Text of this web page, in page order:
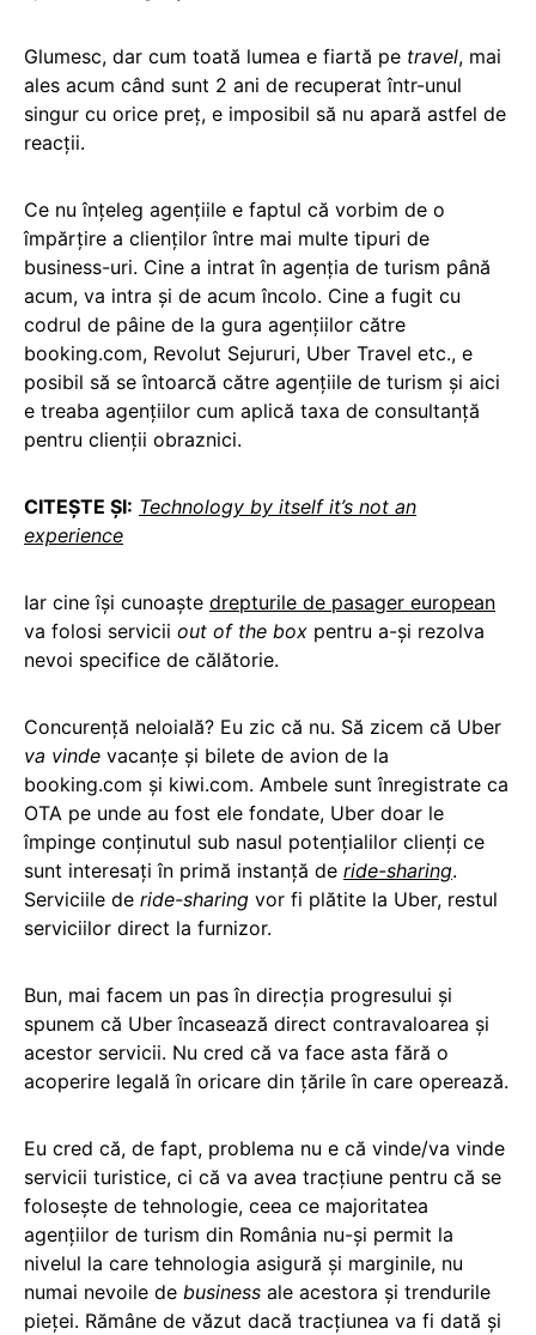
Glumesc, dar cum toată lumea e fiartă pe travel, mai
ales acum când sunt 2 ani de recuperat într-unul
singur cu orice preț, e imposibil să nu apară astfel de
reacții.
Ce nu înțeleg agențiile e faptul că vorbim de o
împărțire a clienților între mai multe tipuri de
business-uri. Cine a intrat în agenția de turism până
acum, va intra și de acum încolo. Cine a fugit cu
codrul de pâine de la gura agențiilor către
booking.com, Revolut Sejururi, Uber Travel etc., e
posibil să se întoarcă către agențiile de turism și aici
e treaba agențiilor cum aplică taxa de consultanță
pentru clienții obraznici.
CITEȘTE ȘI: Technology by itself it’s not an
experience
Iar cine își cunoaște drepturile de pasager european
va folosi servicii out of the box pentru a-și rezolva
nevoi specifice de călătorie.
Concurență neloială? Eu zic că nu. Să zicem că Uber
va vinde vacanțe și bilete de avion de la
booking.com și kiwi.com. Ambele sunt înregistrate ca
OTA pe unde au fost ele fondate, Uber doar le
împinge conținutul sub nasul potențialilor clienți ce
sunt interesați în primă instanță de ride-sharing.
Serviciile de ride-sharing vor fi plătite la Uber, restul
serviciilor direct la furnizor.
Bun, mai facem un pas în direcția progresului și
spunem că Uber încasează direct contravaloarea și
acestor servicii. Nu cred că va face asta fără o
acoperire legală în oricare din țările în care operează.
Eu cred că, de fapt, problema nu e că vinde/va vinde
servicii turistice, ci că va avea tracțiune pentru că se
folosește de tehnologie, ceea ce majoritatea
agențiilor de turism din România nu-și permit la
nivelul la care tehnologia asigură și marginile, nu
numai nevoile de business ale acestora și trendurile
pieței. Rămâne de văzut dacă tracțiunea va fi dată și